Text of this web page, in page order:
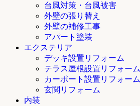
台風対策・台風被害
外壁の張り替え
外壁の補修工事
アパート塗装
エクステリア
デッキ設置リフォーム
テラス屋根設置リフォーム
カーポート設置リフォーム
玄関リフォーム
内装